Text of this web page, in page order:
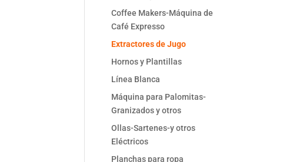
Coffee Makers-Máquina de
Café Expresso
Extractores de Jugo
Hornos y Plantillas
Línea Blanca
Máquina para Palomitas-
Granizados y otros
Ollas-Sartenes-y otros
Eléctricos
Planchas para ropa